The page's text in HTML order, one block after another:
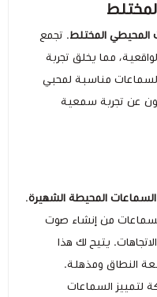
المختلط. تجمع
مما يخلق تجربة
مناسبة لمحبي
عن تجربة سمعية
المحيطة الشهيرة.
من إنشاء صوت
يتيح لك هذا
النطاق ومذهلة.
لتمييز السماعات